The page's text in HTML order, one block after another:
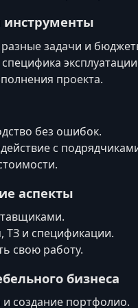
задачи и
проекта.
без ошибок.
с
аспекты
ТЗ и спецификации.
свою работу.
бизнеса
создание портфолио.